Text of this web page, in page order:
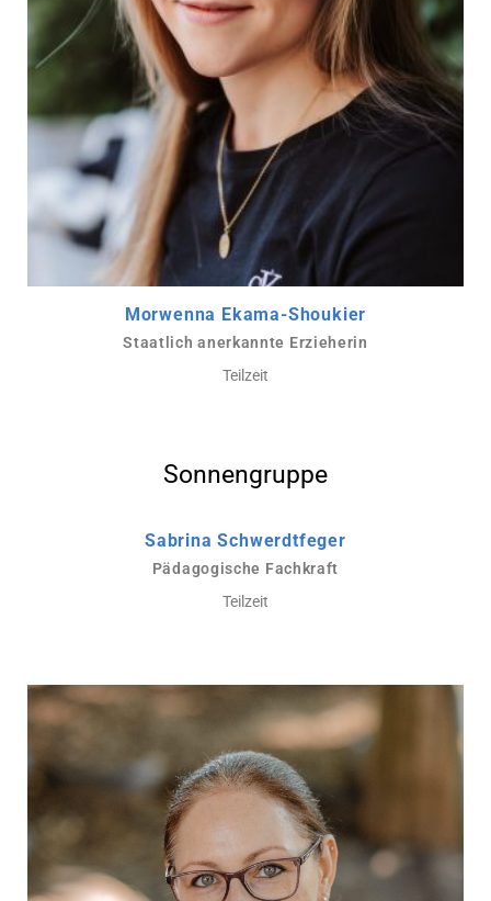
Morwenna Ekama-Shoukier
Staatlich anerkannte Erzieherin
Teilzeit
Sonnengruppe
Sabrina Schwerdtfeger
Pädagogische Fachkraft
Teilzeit